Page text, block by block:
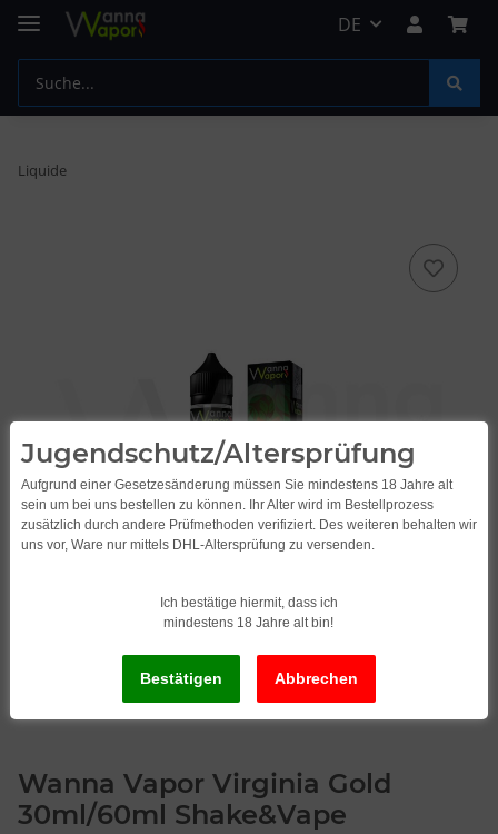
DE
Liquide
Wanna Vapor Virginia Gold
30ml/60ml Shake&Vape
Jugendschutz/Altersprüfung
Aufgrund einer Gesetzesänderung müssen Sie mindestens 18 Jahre alt
sein um bei uns bestellen zu können. Ihr Alter wird im Bestellprozess
zusätzlich durch andere Prüfmethoden verifiziert. Des weiteren behalten wir
uns vor, Ware nur mittels DHL-Altersprüfung zu versenden.
Ich bestätige hiermit, dass ich
mindestens 18 Jahre alt bin!